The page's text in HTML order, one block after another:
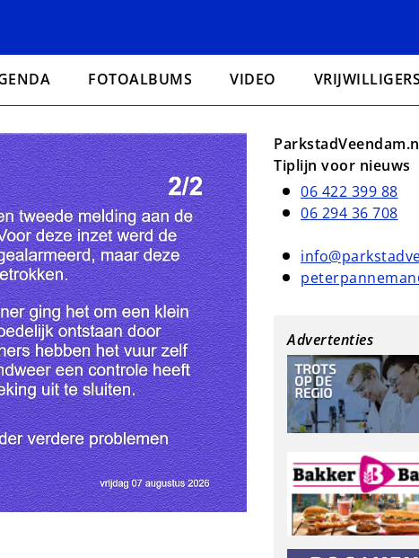
FOTOALBUMS VIDEO VRIJWILLIGERS
Tiplijn voor nieuws
06 422 399 88
06 294 36 708
Advertenties